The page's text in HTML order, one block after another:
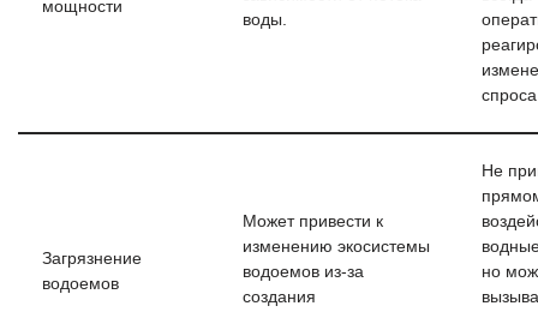
мощности
воды.
Загрязнение
водоемов
Может привести к
изменению экосистемы
водоемов из-за
создания
Не
но